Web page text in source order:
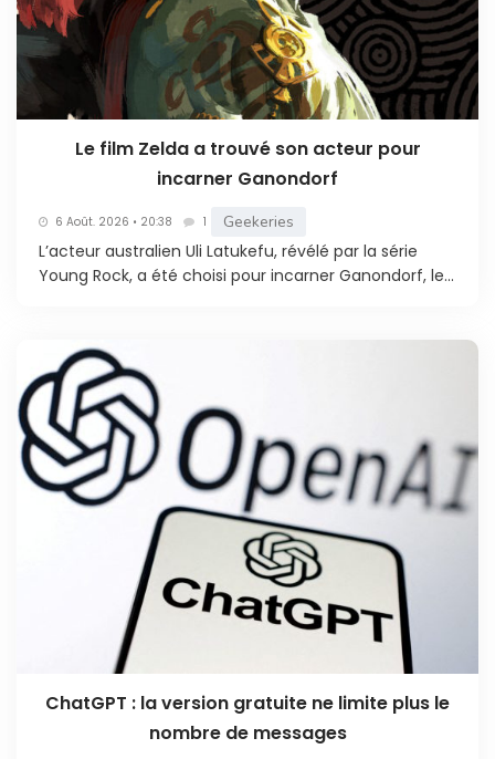
Le film Zelda a trouvé son acteur pour
incarner Ganondorf
6 Août. 2026 • 20:38 1 Geekeries
L’acteur australien Uli Latukefu, révélé par la série
Young Rock, a été choisi pour incarner Ganondorf, le...
ChatGPT : la version gratuite ne limite plus le
nombre de messages